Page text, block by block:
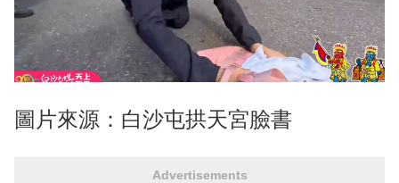
圖片來源：白沙屯拱天宮臉書
Advertisements